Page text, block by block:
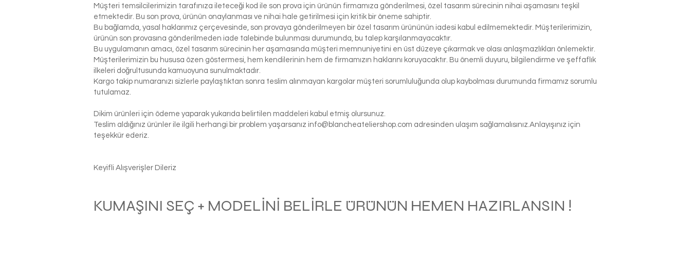
Müşteri temsilcilerimizin tarafınıza ileteceği kod ile son prova için ürünün firmamıza gönderilmesi, özel tasarım sürecinin nihai aşamasını teşkil
etmektedir. Bu son prova, ürünün onaylanması ve nihai hale getirilmesi için kritik bir öneme sahiptir.
Bu bağlamda, yasal haklarımız çerçevesinde, son provaya gönderilmeyen bir özel tasarım ürününün iadesi kabul edilmemektedir. Müşterilerimizin,
ürünün son provasına gönderilmeden iade talebinde bulunması durumunda, bu talep karşılanmayacaktır.
Bu uygulamanın amacı, özel tasarım sürecinin her aşamasında müşteri memnuniyetini en üst düzeye çıkarmak ve olası anlaşmazlıkları önlemektir.
Müşterilerimizin bu hususa özen göstermesi, hem kendilerinin hem de firmamızın haklarını koruyacaktır. Bu önemli duyuru, bilgilendirme ve şeffaflık
ilkeleri doğrultusunda kamuoyuna sunulmaktadır.
Kargo takip numaranızı sizlerle paylaştıktan sonra teslim alınmayan kargolar müşteri sorumluluğunda olup kaybolması durumunda firmamız sorumlu
tutulamaz.
Dikim ürünleri için ödeme yaparak yukarıda belirtilen maddeleri kabul etmiş olursunuz.
Teslim aldığınız ürünler ile ilgili herhangi bir problem yaşarsanız info@blancheateliershop.com adresinden ulaşım sağlamalısınız.Anlayışınız için
teşekkür ederiz.
Keyifli Alışverişler Dileriz
KUMAŞINI SEÇ + MODELİNİ BELİRLE ÜRÜNÜN HEMEN HAZIRLANSIN !